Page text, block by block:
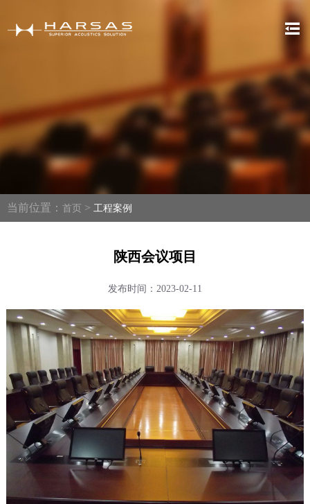
当前位置： 首页 > 工程案例
陕西会议项目
发布时间：2023-02-11